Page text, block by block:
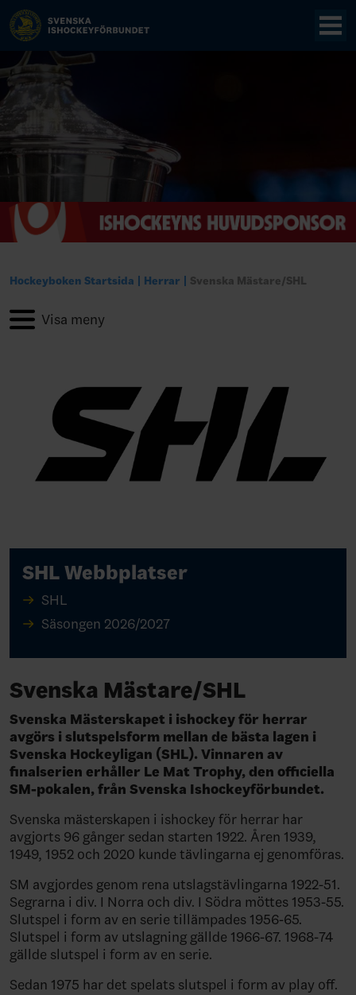
Hockeyboken Startsida Herrar Svenska Mästare/SHL
SHL Webbplatser
SHL
Säsongen 2026/2027
Svenska Mästare/SHL
Svenska Mästerskapet i ishockey för herrar
avgörs i slutspelsform mellan de bästa lagen i
Svenska Hockeyligan (SHL). Vinnaren av
finalserien erhåller Le Mat Trophy, den officiella
SM-pokalen, från Svenska Ishockeyförbundet.
Svenska mästerskapen i ishockey för herrar har
avgjorts 96 gånger sedan starten 1922. Åren 1939,
1949, 1952 och 2020 kunde tävlingarna ej genomföras.
SM avgjordes genom rena utslagstävlingarna 1922-51.
Segrarna i div. I Norra och div. I Södra möttes 1953-55.
Slutspel i form av en serie tillämpades 1956-65.
Slutspel i form av utslagning gällde 1966-67. 1968-74
gällde slutspel i form av en serie.
Sedan 1975 har det spelats slutspel i form av play off.